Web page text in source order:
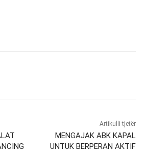
Artikulli tjetër
MENGAJAK ABK KAPAL
UNTUK BERPERAN AKTIF